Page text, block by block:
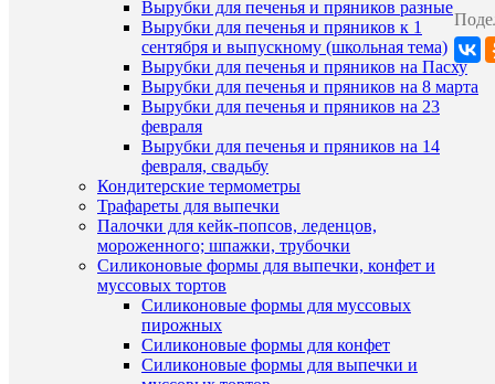
Вырубки для печенья и пряников разные
Вырубки для печенья и пряников к 1
сентября и выпускному (школьная тема)
Вырубки для печенья и пряников на Пасху
Вырубки для печенья и пряников на 8 марта
Вырубки для печенья и пряников на 23
февраля
Вырубки для печенья и пряников на 14
февраля, свадьбу
Кондитерские термометры
Трафареты для выпечки
Палочки для кейк-попсов, леденцов,
мороженного; шпажки, трубочки
Силиконовые формы для выпечки, конфет и
муссовых тортов
Силиконовые формы для муссовых
пирожных
Силиконовые формы для конфет
Силиконовые формы для выпечки и